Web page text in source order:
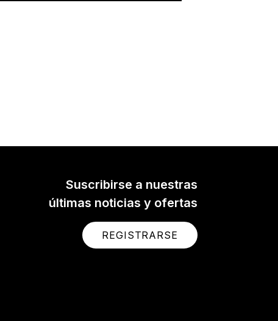
Suscribirse a nuestras
últimas noticias y ofertas
REGISTRARSE